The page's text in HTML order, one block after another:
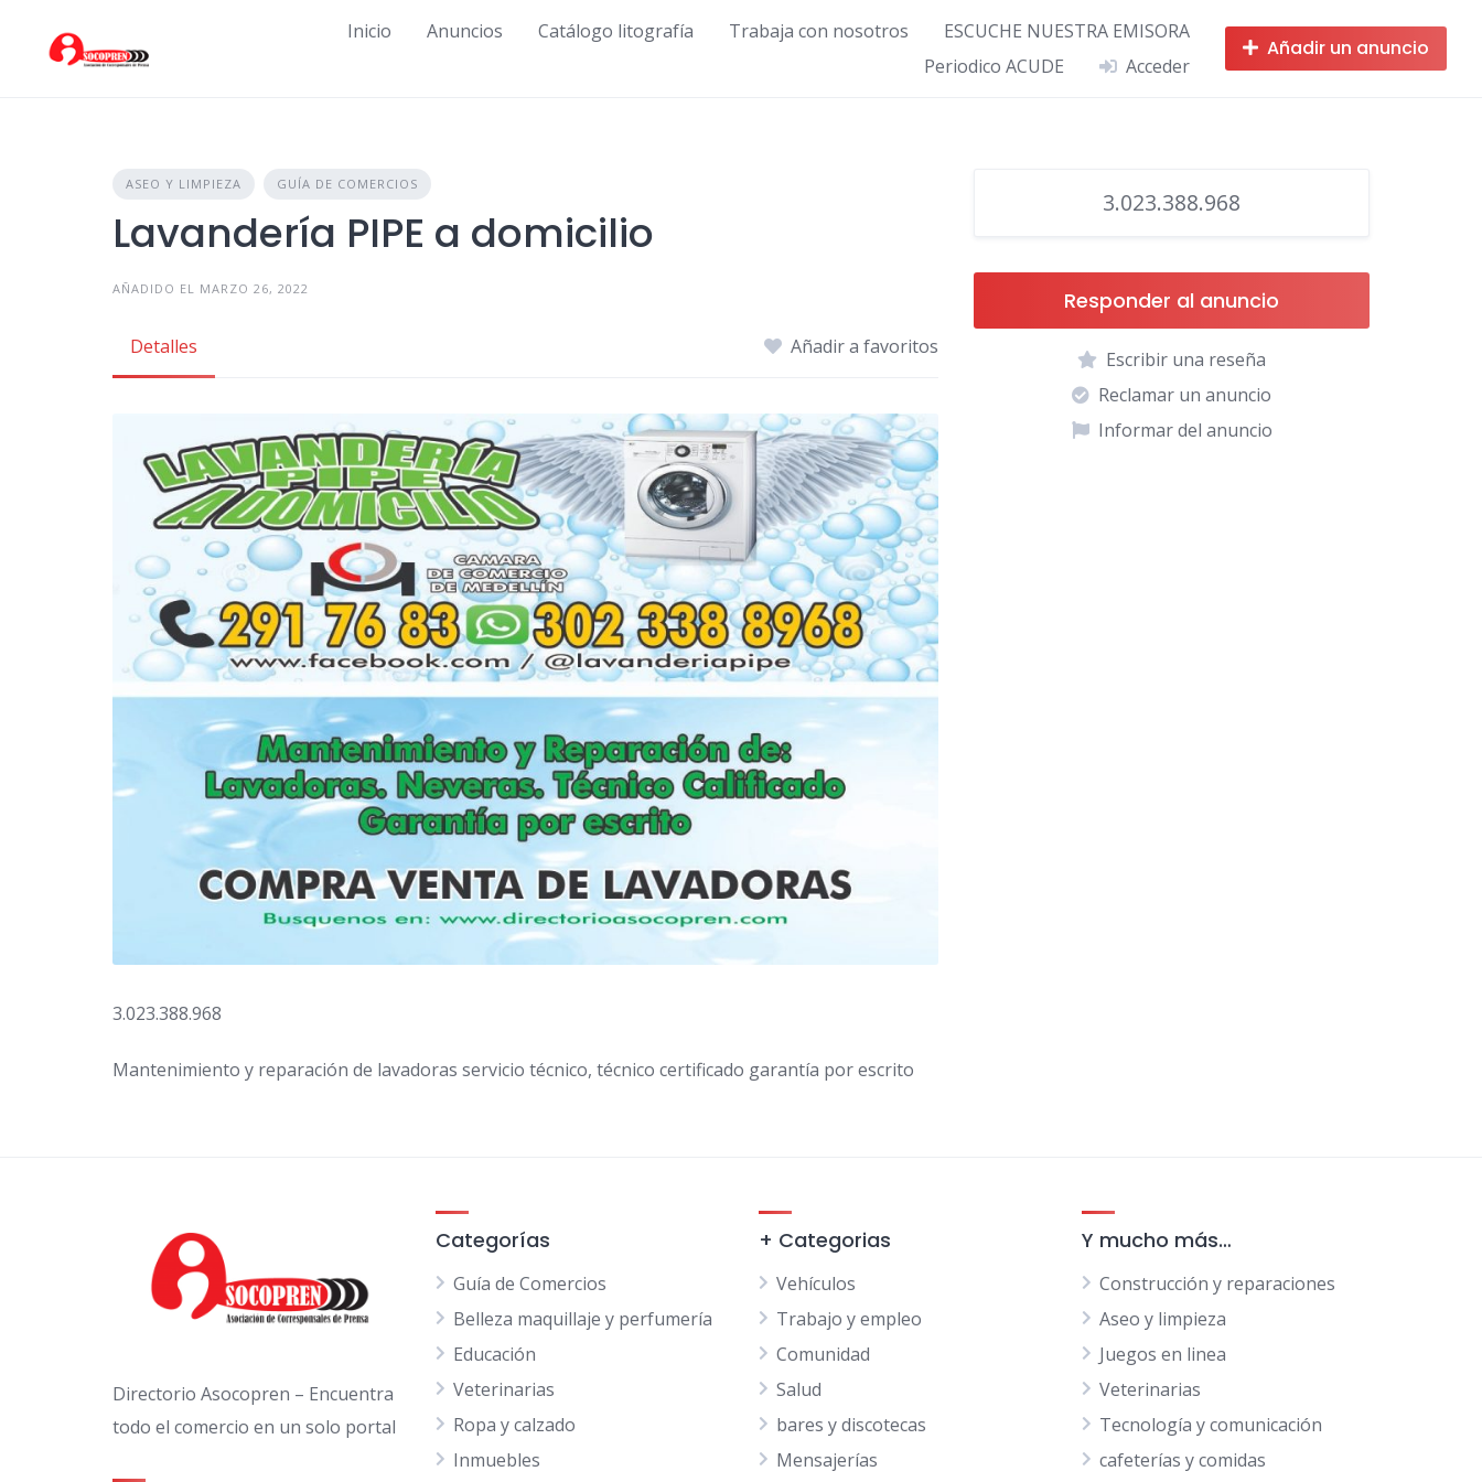
content
Inicio Anuncios Catálogo litografía Trabaja con nosotros
ESCUCHE NUESTRA EMISORA
Periodico ACUDE
Acceder
Añadir un anuncio
ASEO Y LIMPIEZA GUÍA DE COMERCIOS
Lavandería PIPE a domicilio
AÑADIDO EL MARZO 26, 2022
Detalles Añadir a favoritos
3.023.388.968
Mantenimiento y reparación de lavadoras servicio técnico, técnico certificado garantía por escrito
3.023.388.968
Responder al anuncio
Escribir una reseña
Reclamar un anuncio
Informar del anuncio
Directorio Asocopren – Encuentra
todo el comercio en un solo portal
Categorías
Guía de Comercios
Belleza maquillaje y perfumería
Educación
Veterinarias
Ropa y calzado
Inmuebles
+ Categorias
Vehículos
Trabajo y empleo
Comunidad
Salud
bares y discotecas
Mensajerías
Y mucho más…
Construcción y reparaciones
Aseo y limpieza
Juegos en linea
Veterinarias
Tecnología y comunicación
cafeterías y comidas